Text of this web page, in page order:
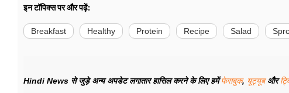
इन टॉपिक्स पर और पढ़ें:
Breakfast Healthy Protein Recipe Salad
Hindi News से जुड़े अन्य अपडेट लगातार हासिल करने के लिए हमेंफेसबुक, यूट्यूबऔर